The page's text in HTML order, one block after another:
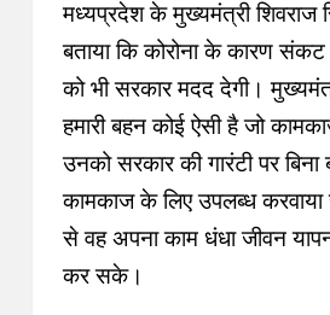
मध्यप्रदेश के मुख्यमंत्री शिवराज
बताया कि कोरोना के कारण
को भी सरकार मदद देगी।
हमारी बहन कोई ऐसी है जो
उनको सरकार की गारंटी पर
कामकाज के लिए उपलब्ध करवाया
से वह अपना काम धंधा जीवन
कर सके।